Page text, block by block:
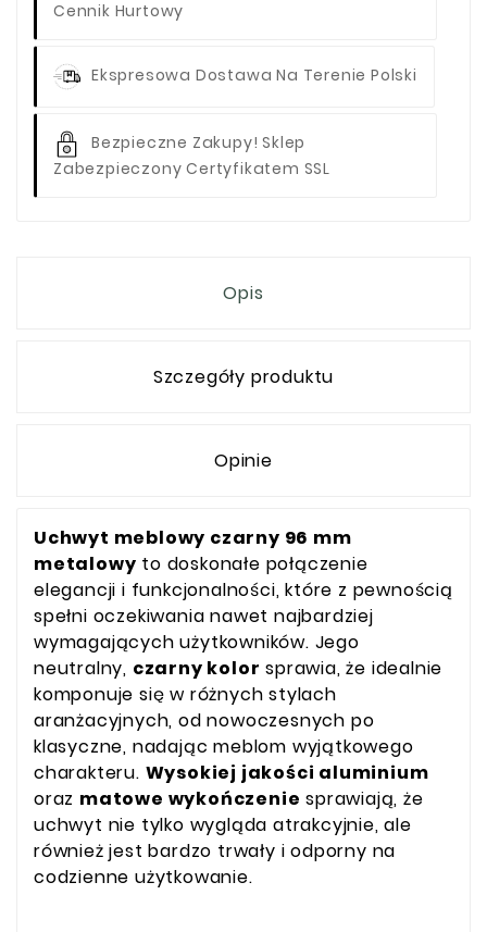
Cennik Hurtowy
Ekspresowa Dostawa Na Terenie Polski
Bezpieczne Zakupy! Sklep
Zabezpieczony Certyfikatem SSL
Opis
Szczegóły produktu
Opinie
Uchwyt meblowy czarny 96 mm
metalowy to doskonałe połączenie
elegancji i funkcjonalności, które z pewnością
spełni oczekiwania nawet najbardziej
wymagających użytkowników. Jego
neutralny, czarny kolor sprawia, że idealnie
komponuje się w różnych stylach
aranżacyjnych, od nowoczesnych po
klasyczne, nadając meblom wyjątkowego
charakteru. Wysokiej jakości aluminium
oraz matowe wykończenie sprawiają, że
uchwyt nie tylko wygląda atrakcyjnie, ale
również jest bardzo trwały i odporny na
codzienne użytkowanie.